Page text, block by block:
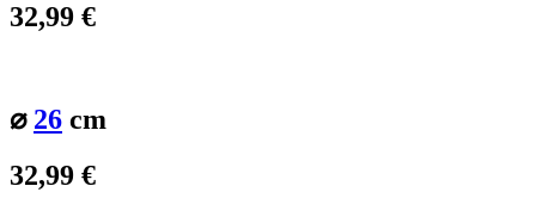
32,99 €
⌀ 26 cm
32,99 €